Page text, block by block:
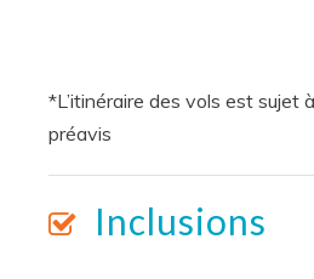
*L’itinéraire des vols est sujet
préavis
Inclusions